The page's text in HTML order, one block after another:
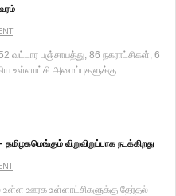
வட்டார பஞ்சாயத்து, 86 நகராட்சிகள், 6
உள்ளாட்சி அமைப்புகளுக்கு...
விறுவிறுப்பாக நடக்கிறது
உள்ள ஊரக உள்ளாட்சிகளுக்கு தேர்தல்